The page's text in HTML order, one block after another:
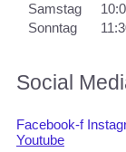
Samstag
Sonntag
Social
Facebook-f
Youtube